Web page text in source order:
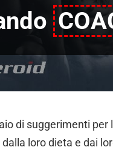
di suggerimenti per
loro dieta e dai